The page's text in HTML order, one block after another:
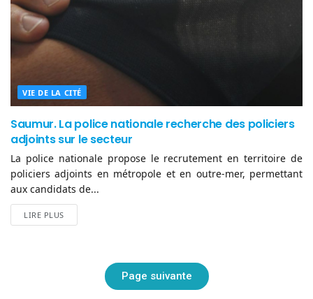
VIE DE LA CITÉ
Saumur. La police nationale recherche des policiers
adjoints sur le secteur
La police nationale propose le recrutement en territoire de
policiers adjoints en métropole et en outre-mer, permettant
aux candidats de...
LIRE PLUS
Page suivante